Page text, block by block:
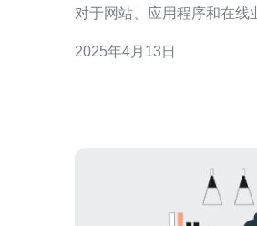
对于网站、应用程序和在线
稳定的网络连接选择。 CN2线路是中国电信（China
2025年4月13日